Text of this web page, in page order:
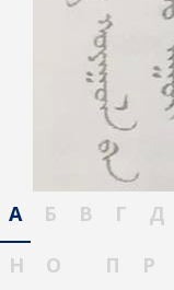
А Б В Г Д
Н
О П Р